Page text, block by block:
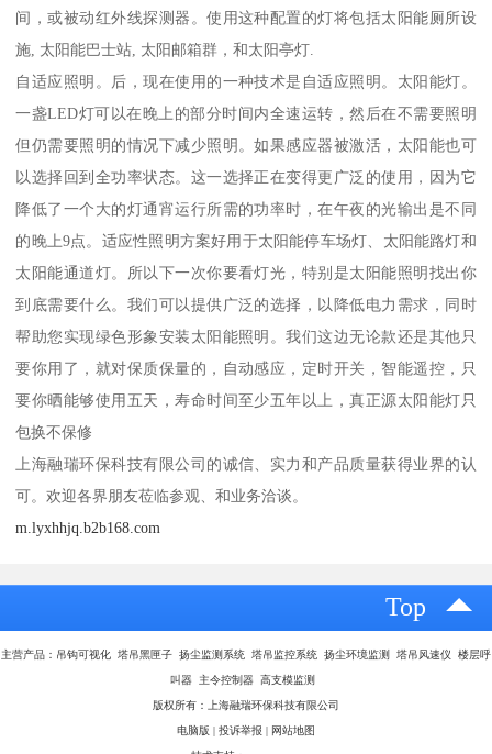
间，或被动红外线探测器。使用这种配置的灯将包括太阳能厕所设
施, 太阳能巴士站, 太阳邮箱群，和太阳亭灯.
自适应照明。后，现在使用的一种技术是自适应照明。太阳能灯。
一盏LED灯可以在晚上的部分时间内全速运转，然后在不需要照明
但仍需要照明的情况下减少照明。如果感应器被激活，太阳能也可
以选择回到全功率状态。这一选择正在变得更广泛的使用，因为它
降低了一个大的灯通宵运行所需的功率时，在午夜的光输出是不同
的晚上9点。适应性照明方案好用于太阳能停车场灯、太阳能路灯和
太阳能通道灯。所以下一次你要看灯光，特别是太阳能照明找出你
到底需要什么。我们可以提供广泛的选择，以降低电力需求，同时
帮助您实现绿色形象安装太阳能照明。我们这边无论款还是其他只
要你用了，就对保质保量的，自动感应，定时开关，智能遥控，只
要你晒能够使用五天，寿命时间至少五年以上，真正源太阳能灯只
包换不保修
上海融瑞环保科技有限公司的诚信、实力和产品质量获得业界的认
可。欢迎各界朋友莅临参观、和业务洽谈。
m.lyxhhjq.b2b168.com
Top
主营产品：吊钩可视化 塔吊黑匣子 扬尘监测系统 塔吊监控系统 扬尘环境监测 塔吊风速仪 楼层呼
叫器 主令控制器 高支模监测
版权所有：上海融瑞环保科技有限公司
电脑版 | 投诉举报 | 网站地图